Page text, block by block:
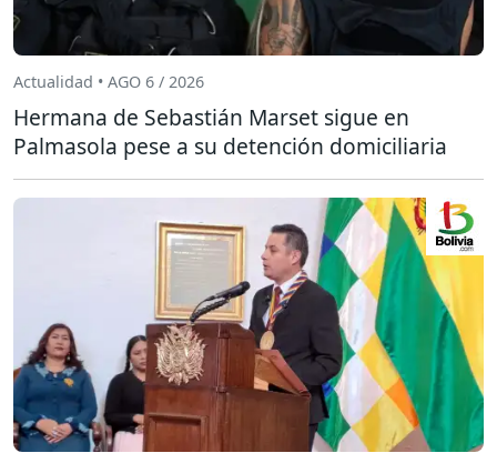
Actualidad • AGO 6 / 2026
Hermana de Sebastián Marset sigue en
Palmasola pese a su detención domiciliaria